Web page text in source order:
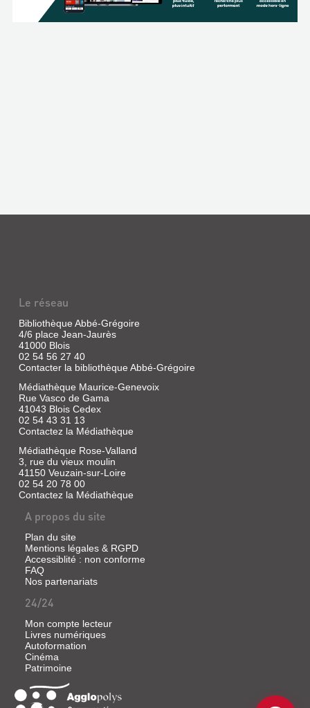
Le réseau
Bibliothèque Abbé-Grégoire
4/6 place Jean-Jaurès
41000 Blois
02 54 56 27 40
Contacter la bibliothèque Abbé-Grégoire
Médiathèque Maurice-Genevoix
Rue Vasco de Gama
41043 Blois Cedex
02 54 43 31 13
Contactez la Médiathèque
Médiathèque Rose-Valland
3, rue du vieux moulin
41150 Veuzain-sur-Loire
02 54 20 78 00
Contactez la Médiathèque
A propos du site
Plan du site
Mentions légales & RGPD
Accessiblité : non conforme
FAQ
Nos partenariats
24/24
Mon compte lecteur
Livres numériques
Autoformation
Cinéma
Patrimoine